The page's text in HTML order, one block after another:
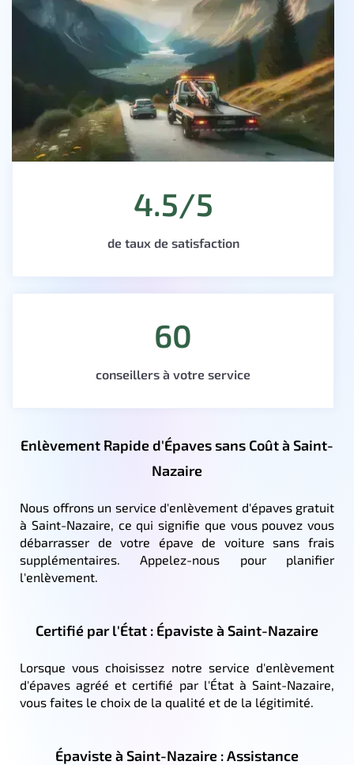
4.5/5
de taux de satisfaction
60
conseillers à votre service
Enlèvement Rapide d'Épaves sans Coût à Saint-
Nazaire
Nous offrons un service d'enlèvement d'épaves gratuit
à Saint-Nazaire, ce qui signifie que vous pouvez vous
débarrasser de votre épave de voiture sans frais
supplémentaires. Appelez-nous pour planifier
l'enlèvement.
Certifié par l'État : Épaviste à Saint-Nazaire
Lorsque vous choisissez notre service d'enlèvement
d'épaves agréé et certifié par l'État à Saint-Nazaire,
vous faites le choix de la qualité et de la légitimité.
Épaviste à Saint-Nazaire : Assistance